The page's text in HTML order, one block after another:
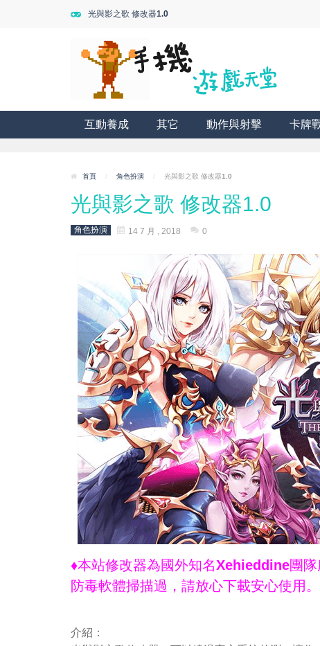
光與影之歌 修改器1.0
互動養成 其它 動作與射擊 卡牌
首頁 / 角色扮演 / 光與影之歌 修改器1.0
光與影之歌 修改器1.0
角色扮演 14 7 月 , 2018 0
♦本站修改器為國外知名Xehieddine團
防毒軟體掃描過，請放心下載安心使用。
介紹：